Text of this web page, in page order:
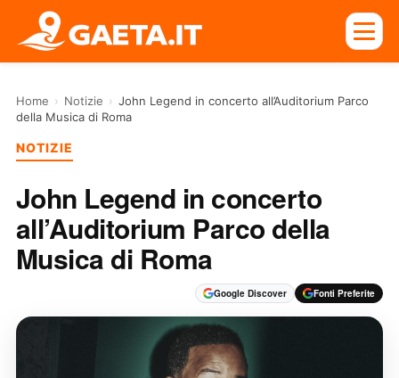
Home › Notizie › John Legend in concerto all’Auditorium Parco
della Musica di Roma
NOTIZIE
John Legend in concerto
all’Auditorium Parco della
Musica di Roma
Google Discover Fonti Preferite